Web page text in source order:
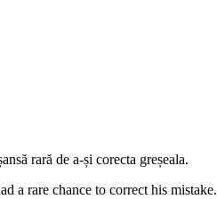
rară de a-și corecta greșeala.
a rare chance to correct his mistake.